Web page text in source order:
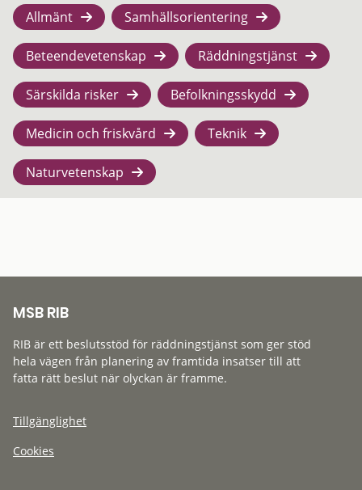
Allmänt Samhällsorientering
Beteendevetenskap Räddningstjänst
Särskilda risker Befolkningsskydd
Medicin och friskvård Teknik
Naturvetenskap
MSB RIB
RIB är ett beslutsstöd för räddningstjänst som ger stöd
hela vägen från planering av framtida insatser till att
fatta rätt beslut när olyckan är framme.
Tillgänglighet
Cookies